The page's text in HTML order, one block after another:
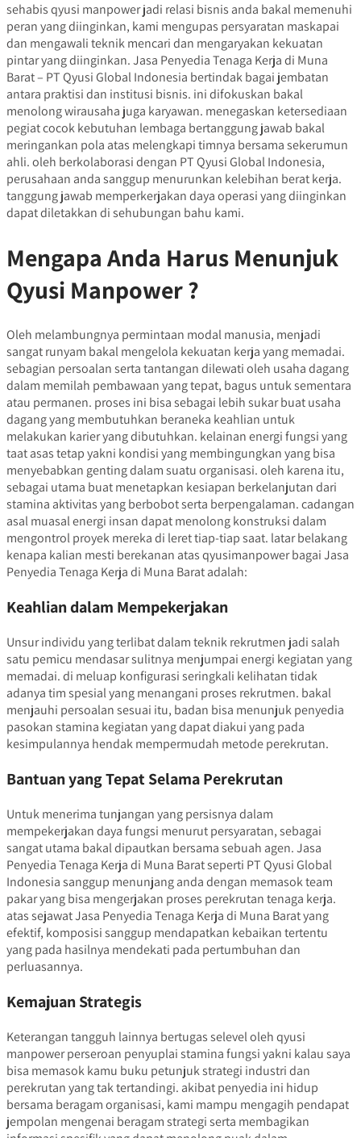
sehabis qyusi manpower jadi relasi bisnis anda bakal memenuhi
peran yang diinginkan, kami mengupas persyaratan maskapai
dan mengawali teknik mencari dan mengaryakan kekuatan
pintar yang diinginkan. Jasa Penyedia Tenaga Kerja di Muna
Barat – PT Qyusi Global Indonesia bertindak bagai jembatan
antara praktisi dan institusi bisnis. ini difokuskan bakal
menolong wirausaha juga karyawan. menegaskan ketersediaan
pegiat cocok kebutuhan lembaga bertanggung jawab bakal
meringankan pola atas melengkapi timnya bersama sekerumun
ahli. oleh berkolaborasi dengan PT Qyusi Global Indonesia,
perusahaan anda sanggup menurunkan kelebihan berat kerja.
tanggung jawab memperkerjakan daya operasi yang diinginkan
dapat diletakkan di sehubungan bahu kami.
Mengapa Anda Harus Menunjuk
Qyusi Manpower ?
Oleh melambungnya permintaan modal manusia, menjadi
sangat runyam bakal mengelola kekuatan kerja yang memadai.
sebagian persoalan serta tantangan dilewati oleh usaha dagang
dalam memilah pembawaan yang tepat, bagus untuk sementara
atau permanen. proses ini bisa sebagai lebih sukar buat usaha
dagang yang membutuhkan beraneka keahlian untuk
melakukan karier yang dibutuhkan. kelainan energi fungsi yang
taat asas tetap yakni kondisi yang membingungkan yang bisa
menyebabkan genting dalam suatu organisasi. oleh karena itu,
sebagai utama buat menetapkan kesiapan berkelanjutan dari
stamina aktivitas yang berbobot serta berpengalaman. cadangan
asal muasal energi insan dapat menolong konstruksi dalam
mengontrol proyek mereka di leret tiap-tiap saat. latar belakang
kenapa kalian mesti berekanan atas qyusimanpower bagai Jasa
Penyedia Tenaga Kerja di Muna Barat adalah:
Keahlian dalam Mempekerjakan
Unsur individu yang terlibat dalam teknik rekrutmen jadi salah
satu pemicu mendasar sulitnya menjumpai energi kegiatan yang
memadai. di meluap konfigurasi seringkali kelihatan tidak
adanya tim spesial yang menangani proses rekrutmen. bakal
menjauhi persoalan sesuai itu, badan bisa menunjuk penyedia
pasokan stamina kegiatan yang dapat diakui yang pada
kesimpulannya hendak mempermudah metode perekrutan.
Bantuan yang Tepat Selama Perekrutan
Untuk menerima tunjangan yang persisnya dalam
mempekerjakan daya fungsi menurut persyaratan, sebagai
sangat utama bakal dipautkan bersama sebuah agen. Jasa
Penyedia Tenaga Kerja di Muna Barat seperti PT Qyusi Global
Indonesia sanggup menunjang anda dengan memasok team
pakar yang bisa mengerjakan proses perekrutan tenaga kerja.
atas sejawat Jasa Penyedia Tenaga Kerja di Muna Barat yang
efektif, komposisi sanggup mendapatkan kebaikan tertentu
yang pada hasilnya mendekati pada pertumbuhan dan
perluasannya.
Kemajuan Strategis
Keterangan tangguh lainnya bertugas selevel oleh qyusi
manpower perseroan penyuplai stamina fungsi yakni kalau saya
bisa memasok kamu buku petunjuk strategi industri dan
perekrutan yang tak tertandingi. akibat penyedia ini hidup
bersama beragam organisasi, kami mampu mengagih pendapat
jempolan mengenai beragam strategi serta membagikan